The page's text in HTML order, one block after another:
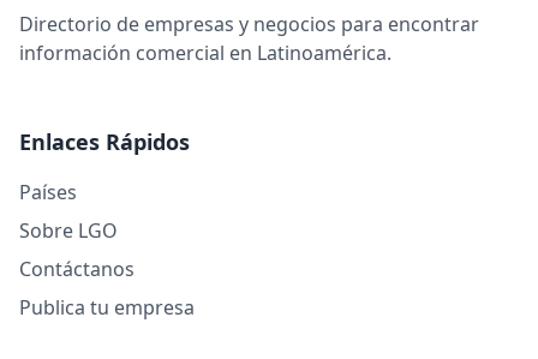
Directorio de empresas y negocios para encontrar
información comercial en Latinoamérica.
Enlaces Rápidos
Países
Sobre LGO
Contáctanos
Publica tu empresa